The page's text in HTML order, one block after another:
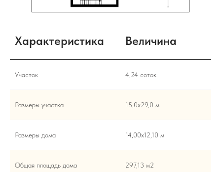
Характеристика Величина
Участок 4,24 соток
Размеры участка 15,0x29,0 м
Размеры дома 14,00х12,10 м
Общая площадь дома 297,13 м2